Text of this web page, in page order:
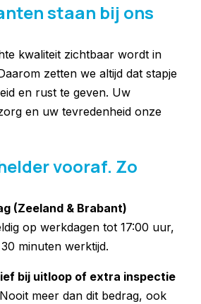
staan bij ons
kwaliteit zichtbaar wordt in
zetten we altijd dat stapje
en rust te geven. Uw
en uw tevredenheid onze
vooraf. Zo
(Zeeland & Brabant)
op werkdagen tot 17:00 uur,
minuten werktijd.
bij uitloop of extra inspectie
meer dan dit bedrag, ook